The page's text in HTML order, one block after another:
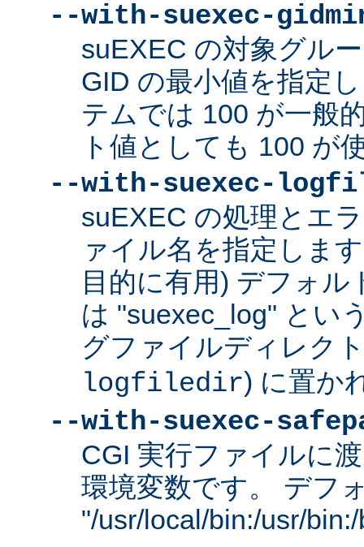
--with-suexec-
suEXEC の対象グル
GID の最小値を指定
テムでは 100 が一般
ト値としても 100 が
--with-suexec-
suEXEC の処理とエ
ァイル名を指定しま
目的に有用) デフォ
は "suexec_log" とい
グファイルディレク
logfiledir) に置か
--with-suexec-
CGI 実行ファイルに
環境変数です。 デフ
"/usr/local/bin:/usr/